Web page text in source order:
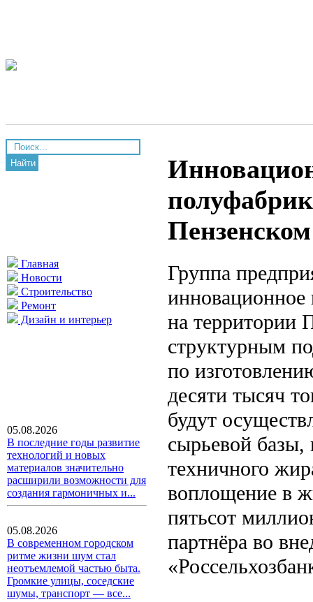
Найти
Главная
Новости
Строительство
Ремонт
Дизайн и интерьер
05.08.2026
В последние годы развитие
технологий и новых
материалов значительно
расширили возможности для
создания гармоничных и...
05.08.2026
В современном городском
ритме жизни шум стал
неотъемлемой частью быта.
Громкие улицы, соседские
шумы, транспорт — все...
Группа
инновационное
на территории
структурным
по
десяти тысяч
будут
сырьевой базы,
техничного
воплощение в
пятьсот
партнёра во